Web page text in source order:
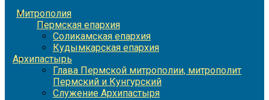
Митрополия
Пермская епархия
Соликамская епархия
Кудымкарская епархия
Архипастырь
Глава Пермской митрополии, митрополит
Пермский и Кунгурский
Служение Архипастыря